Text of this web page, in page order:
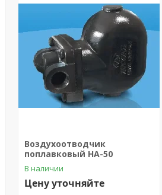
Воздухоотводчик
поплавковый HA-50
В наличии
Цену уточняйте